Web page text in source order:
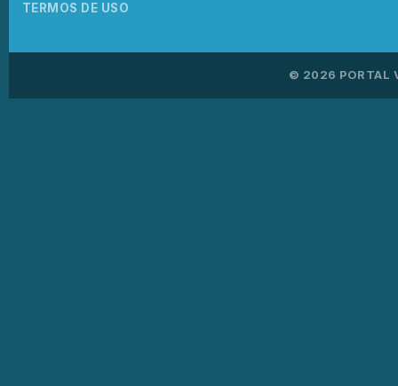
TERMOS DE USO
© 2026 PORTAL